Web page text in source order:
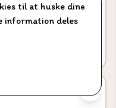
free brysttragt 27
til at huske dine
information deles